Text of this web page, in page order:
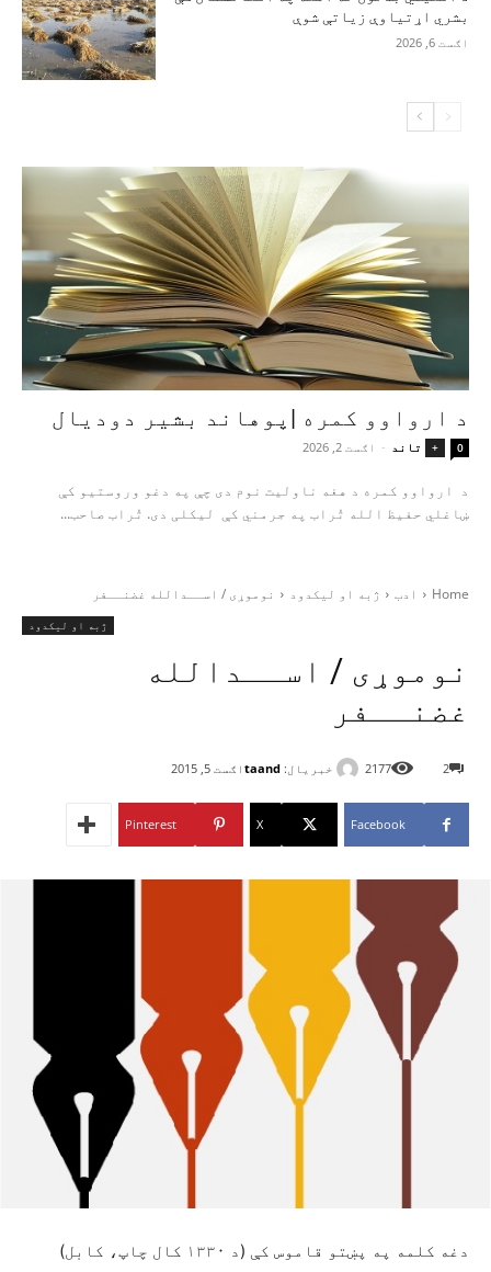
بشري اړتیاوې زیاتې شوې
اګست 6, 2026
د ارواوو کمره |پوهاند بشیر دودیال
+ تاند - اګست 2, 2026 0
د ارواوو کمره د هغه ناولیت نوم دی چې په دغو وروستیو کې
ښاغلي حفیظ الله تُراب په جرمني کې لیکلی دی. تُراب صاحب...